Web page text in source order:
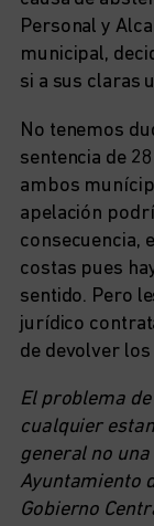
Personal y
municipal,
si a sus claras
No tenemos
sentencia de
ambos
apelación
consecuencia,
costas pues
sentido. Pero
jurídico
de devolver
El problema
cualquier
general no
Ayuntamiento
Gobierno